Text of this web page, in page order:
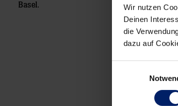
Wir nutzen
Deinen
die
dazu auf
Basel.